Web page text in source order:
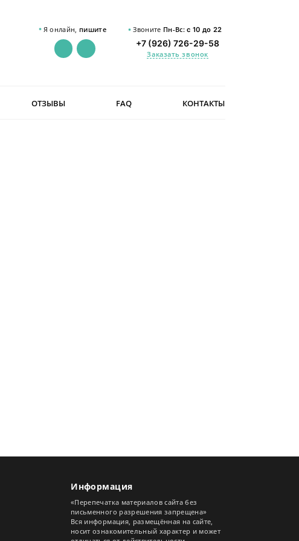
Я онлайн,пишите Звоните Пн-Вс:с 10 до 22
+7 (926) 726-29-58
Заказать звонок
ОТЗЫВЫ FAQ КОНТАКТЫ
Информация
«Перепечатка материалов сайта без
письменного разрешения запрещена»
Вся информация, размещённая на сайте,
носит ознакомительный характер и может